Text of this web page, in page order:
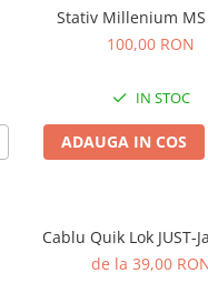
Stativ Millenium MS
100,00 RON
IN STOC
ADAUGA IN COS
Cablu Quik Lok JUST-
de la 39,00